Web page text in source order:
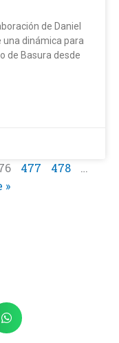
de Daniel
una dinámica para
de Basura desde
477 478
…
»